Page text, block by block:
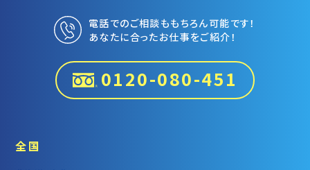
電話でのご相談ももちろん可能です！
あなたに合ったお仕事をご紹介！
0120-080-451
全国